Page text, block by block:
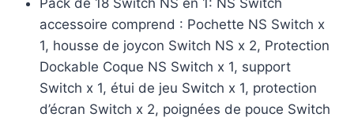
accessoire comprend : Pochette NS Switch x
1, housse de joycon Switch NS x 2, Protection
Dockable Coque NS Switch x 1, support
Switch x 1, étui de jeu Switch x 1, protection
d’écran Switch x 2, poignées de pouce Switch